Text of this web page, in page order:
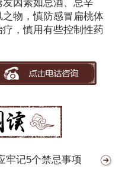
因素如忌酒、忌辛
物，慎防感冒扁桃体
，慎用有些控制性药
牢记5个禁忌事项